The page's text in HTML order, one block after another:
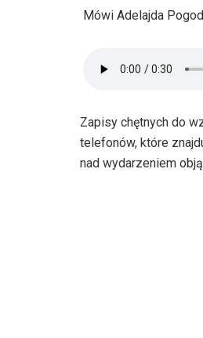
Mówi Adelajda
Zapisy chętnych do
telefonów, które
nad wydarzeniem